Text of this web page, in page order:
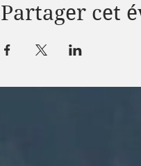
Partager cet